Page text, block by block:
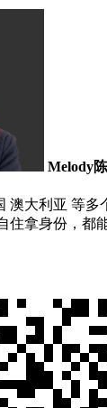
Melody陈
澳大利亚 等多
住拿身份，都